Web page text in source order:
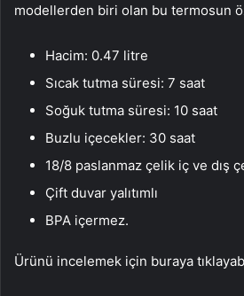
modellerden biri olan bu termosun
Hacim: 0.47 litre
Sıcak tutma süresi: 7 saat
Soğuk tutma süresi: 10 saat
Buzlu içecekler: 30 saat
18/8 paslanmaz çelik iç ve dış
Çift duvar yalıtımlı
BPA içermez.
​Ürünü incelemek için buraya